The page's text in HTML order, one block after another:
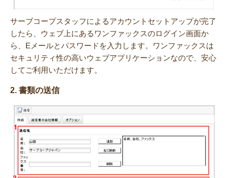
サーブコープスタッフによるアカウントセットアップが完了
したら、ウェブ上にあるワンファックスのログイン画面か
ら、Eメールとパスワードを入力します。ワンファックスは
セキュリティ性の高いウェブアプリケーションなので、安心
してご利用いただけます。
2. 書類の送信